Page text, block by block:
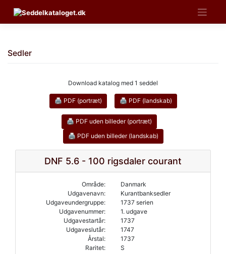
content
Sedler
Download katalog med 1 seddel
🖨 PDF (portræt) 🖨 PDF (landskab)
🖨 PDF uden billeder (portræt)
🖨 PDF uden billeder (landskab)
DNF 5.6 - 100 rigsdaler courant
Område:
Danmark
Udgavenavn:
Kurantbanksedler
Udgaveundergruppe:
1737 serien
Udgavenummer:
1. udgave
Udgavestartår:
1737
Udgaveslutår:
1747
Årstal:
1737
Raritet:
S